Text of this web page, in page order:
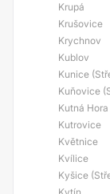
Krupá
Krušovice
Krychnov
Kublov
Kunice
Kuňovice
Kutná Hora
Kutrovice
Květnice
Kvílice
Kyšice